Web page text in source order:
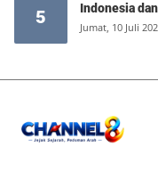
5 Indonesia
Jumat, 10 Juli